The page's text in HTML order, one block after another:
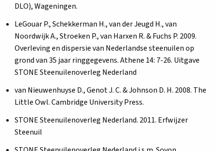
DLO), Wageningen.
LeGouar P., Schekkerman H., van der Jeugd H., van
Noordwijk A., Stroeken P., van Harxen R. & Fuchs P. 2009.
Overleving en dispersie van Nederlandse steenuilen op
grond van 35 jaar ringgegevens. Athene 14: 7-26. Uitgave
STONE Steenuilenoverleg Nederland
van Nieuwenhuyse D., Genot J. C. & Johnson D. H. 2008. The
Little Owl. Cambridge University Press.
STONE Steenuilenoverleg Nederland. 2011. Erfwijzer
Steenuil